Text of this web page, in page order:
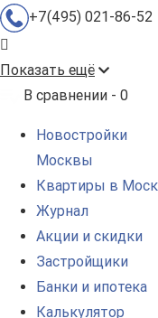
+7(495) 021-86-52
Показать ещё
В сравнении - 0
Новостройки
Москвы
Квартиры в
Журнал
Акции и скидки
Застройщики
Банки и ипотека
Калькулятор